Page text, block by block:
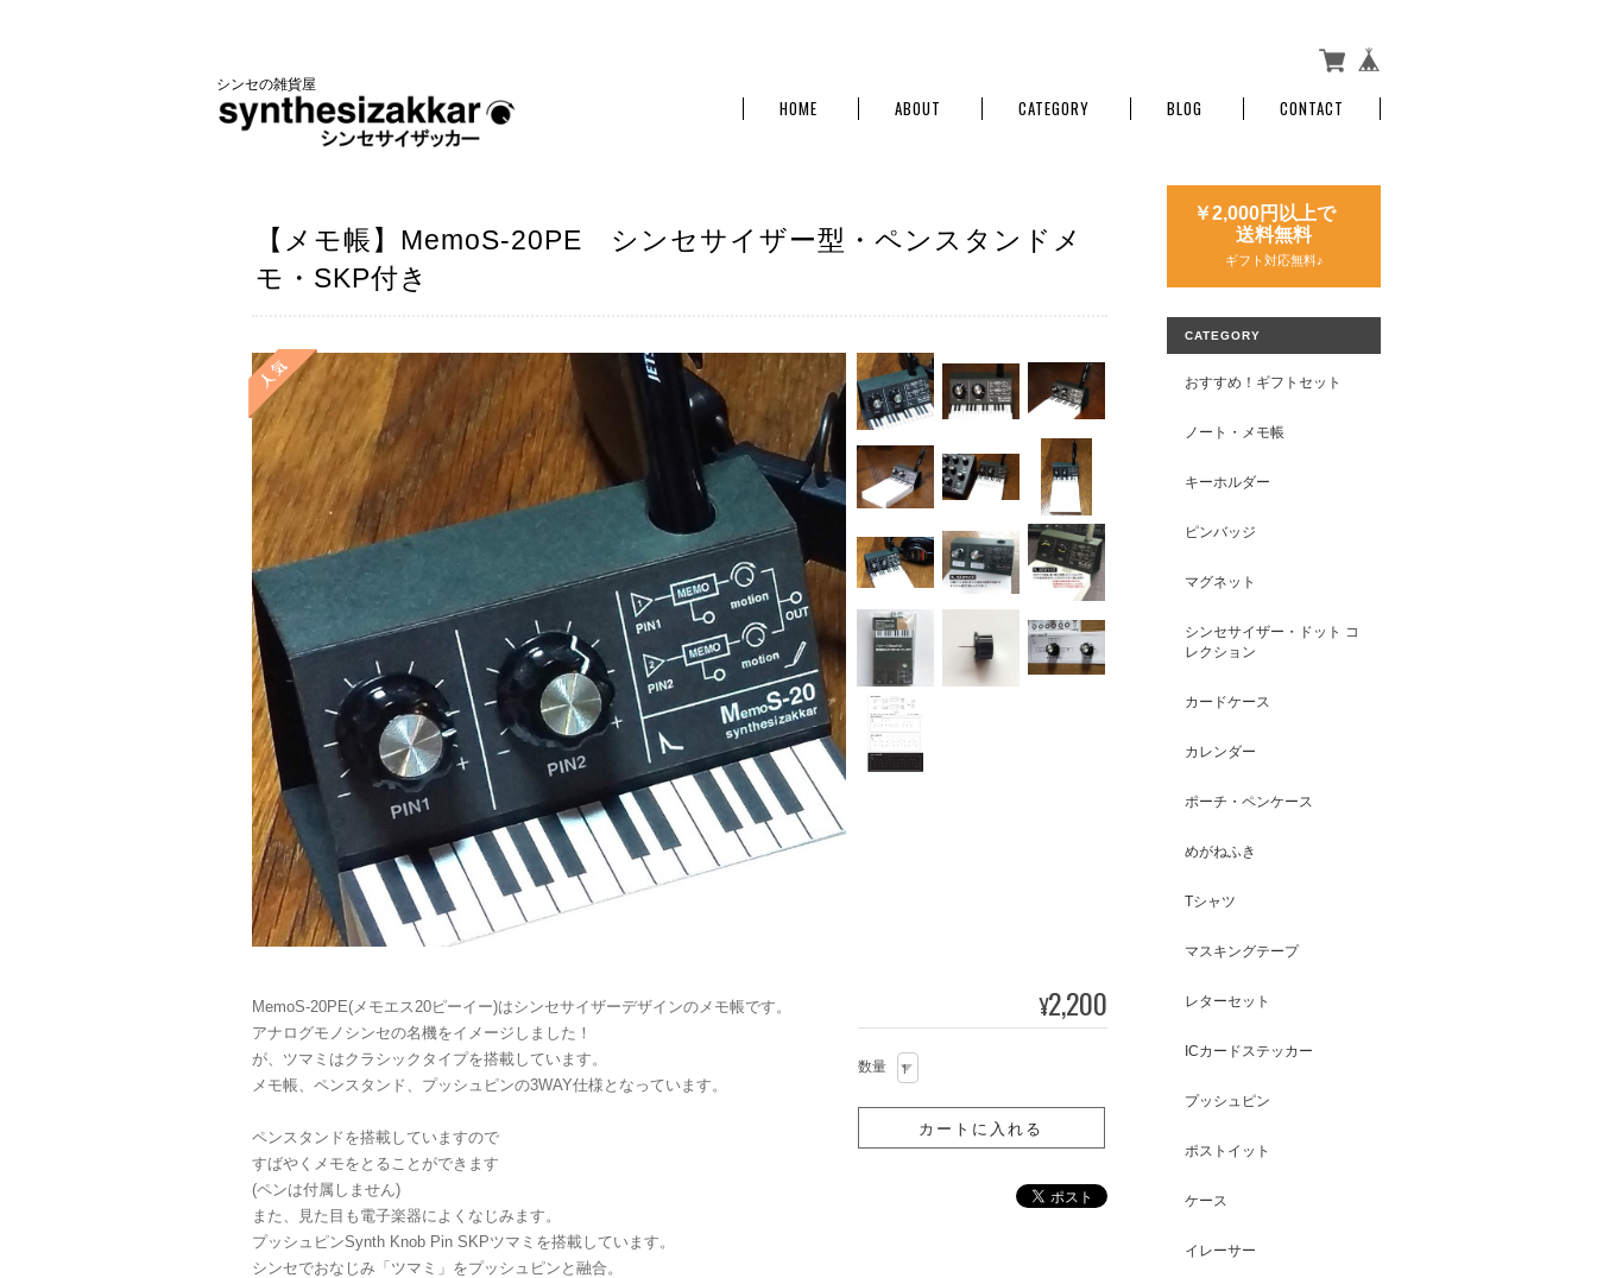
シンセの雑貨屋
HOME ABOUT CATEGORY BLOG CONTACT
【メモ帳】MemoS-20PE シンセサイザー型・ペンスタンドメ
モ・SKP付き
MemoS-20PE(メモエス20ピーイー)はシンセサイザーデザインのメモ帳です。
アナログモノシンセの名機をイメージしました！
が、ツマミはクラシックタイプを搭載しています。
メモ帳、ペンスタンド、プッシュピンの3WAY仕様となっています。
ペンスタンドを搭載していますので
すばやくメモをとることができます
(ペンは付属しません)
また、見た目も電子楽器によくなじみます。
プッシュピンSynth Knob Pin SKPツマミを搭載しています。
シンセでおなじみ「ツマミ」をプッシュピンと融合。
¥2,200
数量
￥2,000円以上で
送料無料
ギフト対応無料♪
CATEGORY
おすすめ！ギフトセット
ノート・メモ帳
キーホルダー
ピンバッジ
マグネット
シンセサイザー・ドット コ
レクション
カードケース
カレンダー
ポーチ・ペンケース
めがねふき
Tシャツ
マスキングテープ
レターセット
ICカードステッカー
プッシュピン
ポストイット
ケース
イレーサー